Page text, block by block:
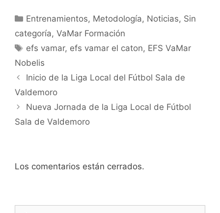
Categorías
Entrenamientos, Metodología, Noticias, Sin
categoría, VaMar Formación
Etiquetas
efs vamar, efs vamar el caton, EFS VaMar
Nobelis
Navegación
de
Inicio de la Liga Local del Fútbol Sala de
Valdemoro
Nueva Jornada de la Liga Local de Fútbol
Sala de Valdemoro
Los comentarios están cerrados.